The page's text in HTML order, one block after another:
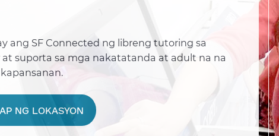
ang SF Connected ng libreng tutoring sa
suporta sa mga nakatatanda at adult na na
NG LOKASYON​​